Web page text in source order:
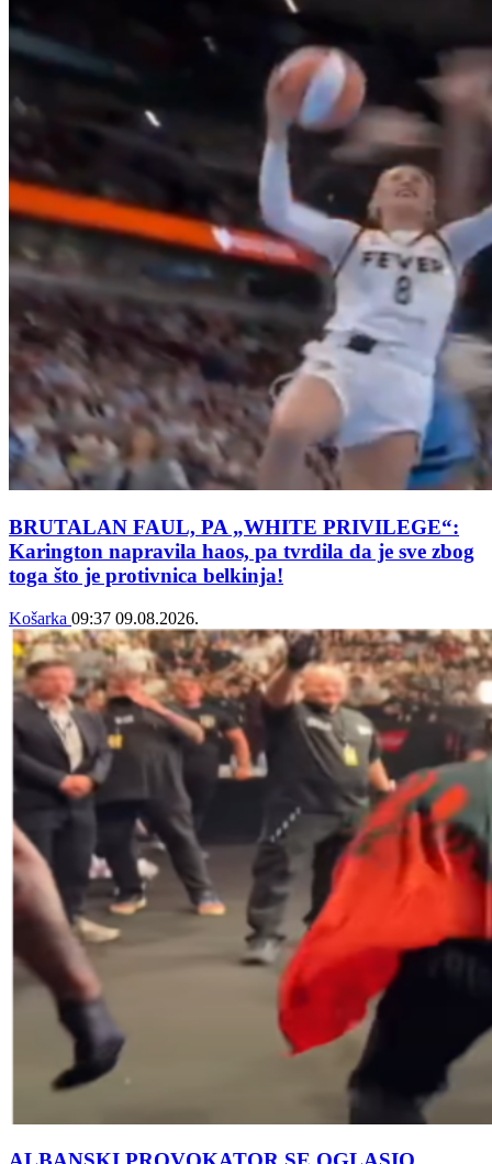
BRUTALAN FAUL, PA „WHITE PRIVILEGE“:
Karington napravila haos, pa tvrdila da je sve zbog
toga što je protivnica belkinja!
Košarka 09:37 09.08.2026.